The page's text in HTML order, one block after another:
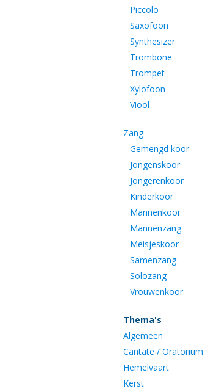
Piccolo
Saxofoon
Synthesizer
Trombone
Trompet
Xylofoon
Viool
Zang
Gemengd koor
Jongenskoor
Jongerenkoor
Kinderkoor
Mannenkoor
Mannenzang
Meisjeskoor
Samenzang
Solozang
Vrouwenkoor
Thema's
Algemeen
Cantate / Oratorium
Hemelvaart
Kerst